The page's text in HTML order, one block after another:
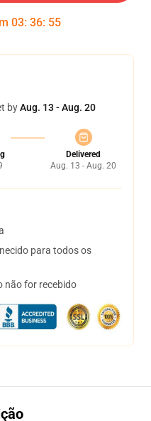
03: 36: 54
byAug. 13 - Aug. 20
Delivered
Aug. 13 - Aug. 20
para todos os
não for recebido